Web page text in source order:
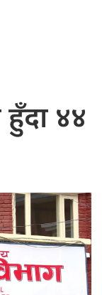
४४